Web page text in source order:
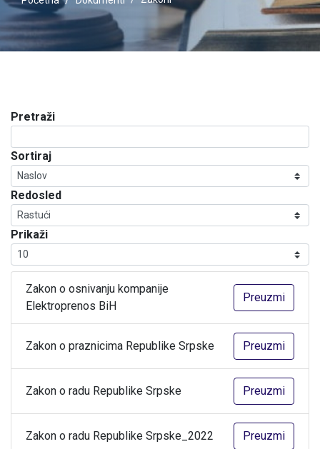
Pretraži
Sortiraj
Redosled
Prikaži
Zakon o osnivanju kompanije
Elektroprenos BiH
Preuzmi
Zakon o praznicima Republike Srpske Preuzmi
Zakon o radu Republike Srpske Preuzmi
Zakon o radu Republike Srpske_2022 Preuzmi